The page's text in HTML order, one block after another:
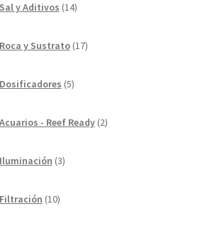
Sal y Aditivos 14productos
Roca y Sustrato 17productos
Dosificadores 5productos
Acuarios - Reef Ready 2productos
Iluminación 3productos
Filtración 10productos